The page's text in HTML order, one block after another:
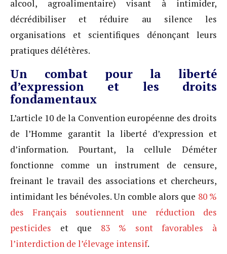
alcool, agroalimentaire) visant à intimider,
décrédibiliser et réduire au silence les
organisations et scientifiques dénonçant leurs
pratiques délétères.
Un combat pour la liberté
d’expression et les droits
fondamentaux
L’article 10 de la Convention européenne des droits
de l’Homme garantit la liberté d’expression et
d’information. Pourtant, la cellule Déméter
fonctionne comme un instrument de censure,
freinant le travail des associations et chercheurs,
intimidant les bénévoles. Un comble alors que 80 %
des Français soutiennent une réduction des
pesticides et que 83 % sont favorables à
l’interdiction de l’élevage intensif.